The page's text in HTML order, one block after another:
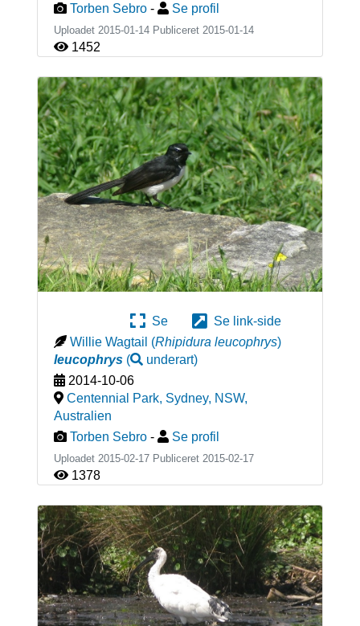
Torben Sebro - Se profil
Uploadet 2015-01-14 Publiceret 2015-01-14
1452
Se
Se link-side
Willie Wagtail (Rhipidura leucophrys)
leucophrys( underart)
2014-10-06
Centennial Park, Sydney, NSW,
Australien
Torben Sebro - Se profil
Uploadet 2015-02-17 Publiceret 2015-02-17
1378